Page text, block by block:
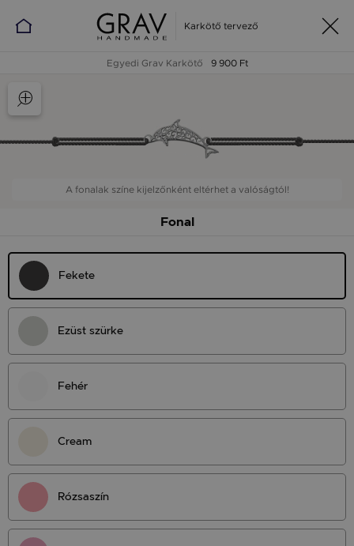
Karkötő tervező
Egyedi Grav Karkötő 9 900 Ft
A fonalak színe kijelzőnként eltérhet a valóságtól!
Fonal
Fekete
Ezüst szürke
Fehér
Cream
Rózsaszín